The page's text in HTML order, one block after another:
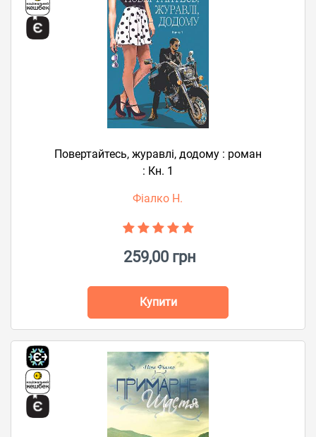
Повертайтесь, журавлі, додому : роман
: Кн. 1
Фіалко Н.
259,00 грн
Купити